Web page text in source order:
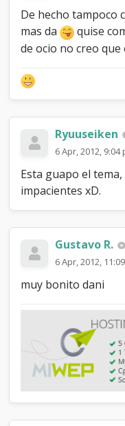
De hecho tampoco
mas da
quise
de ocio no creo
Ryuuseiken
6 Apr, 2012, 9:04
Esta guapo el
impacientes xD.
Gustavo R.
6 Apr, 2012,
muy bonito dani